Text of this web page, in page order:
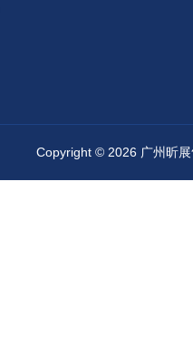
Copyright © 2026 广州昕